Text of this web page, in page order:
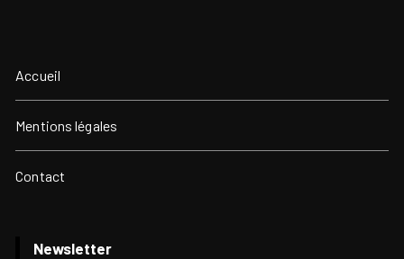
Accueil
Mentions légales
Contact
Newsletter